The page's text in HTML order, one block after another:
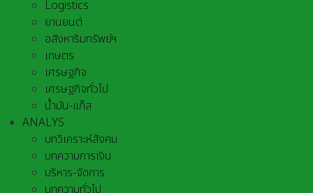
Logistics
ยานยนต์
อสังหาริมทรัพย์ฯ
เกษตร
เศรษฐกิจ
เศรษฐกิจทั่วไป
น้ำมัน-แก๊ส
ANALYS
บทวิเคราะห์สังคม
บทความการเงิน
บริหาร-จัดการ
บทความทั่วไป